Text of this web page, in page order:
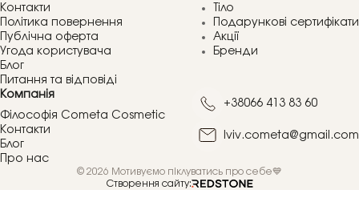
Контакти
Політика повернення
Публічна оферта
Угода користувача
Блог
Питання та відповіді
Тіло
Подарункові сертифікати
Акції
Бренди
Компанія
Філософія Cometa Cosmetic
Контакти
Блог
Про нас
+38066 413 83 60
lviv.cometa@gmail.com
© 2026 Мотивуємо піклуватись про себе💙
Створення сайту: